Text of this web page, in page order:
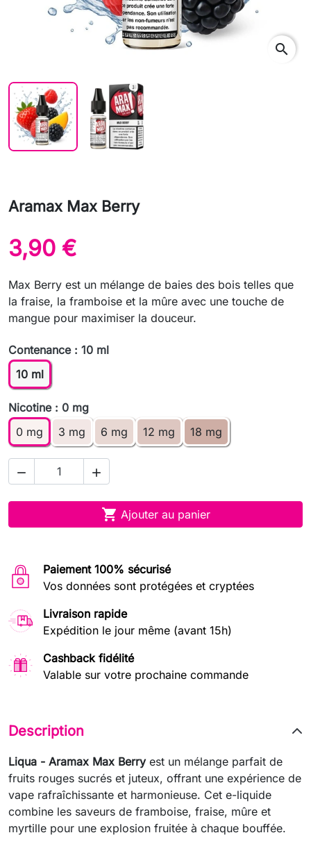
search
Aramax Max Berry
3,90 €
Max Berry est un mélange de baies des bois telles que
la fraise, la framboise et la mûre avec une touche de
mangue pour maximiser la douceur.
Contenance : 10 ml
10 ml
Nicotine : 0 mg
0 mg
3 mg 6 mg 12 mg 18 mg
 
 Ajouter au panier
Paiement 100% sécurisé
Vos données sont protégées et cryptées
Livraison rapide
Expédition le jour même (avant 15h)
Cashback fidélité
Valable sur votre prochaine commande
Description
Liqua - Aramax Max Berryest un mélange parfait de
fruits rouges sucrés et juteux, offrant une expérience de
vape rafraîchissante et harmonieuse. Cet e-liquide
combine les saveurs de framboise, fraise, mûre et
myrtille pour une explosion fruitée à chaque bouffée.